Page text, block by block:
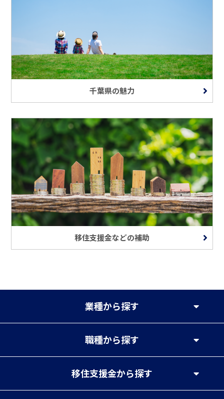
千葉県の魅力
移住支援金などの補助
業種から探す
職種から探す
移住支援金から探す